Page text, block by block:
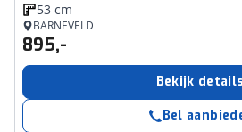
53 cm
BARNEVELD
895,-
Bekijk details
Bel